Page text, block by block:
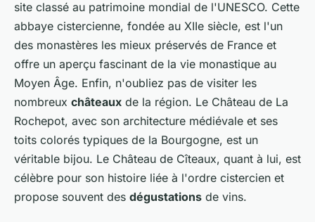
site classé au patrimoine mondial de l'UNESCO. Cette
abbaye cistercienne, fondée au XIIe siècle, est l'un
des monastères les mieux préservés de France et
offre un aperçu fascinant de la vie monastique au
Moyen Âge. Enfin, n'oubliez pas de visiter les
nombreux châteaux de la région. Le Château de La
Rochepot, avec son architecture médiévale et ses
toits colorés typiques de la Bourgogne, est un
véritable bijou. Le Château de Cîteaux, quant à lui, est
célèbre pour son histoire liée à l'ordre cistercien et
propose souvent des dégustations de vins.